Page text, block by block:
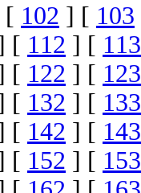
[ 102 ] [ 103
[ 112 ] [ 113
[ 122 ] [ 123
[ 132 ] [ 133
[ 142 ] [ 143
[ 152 ] [ 153